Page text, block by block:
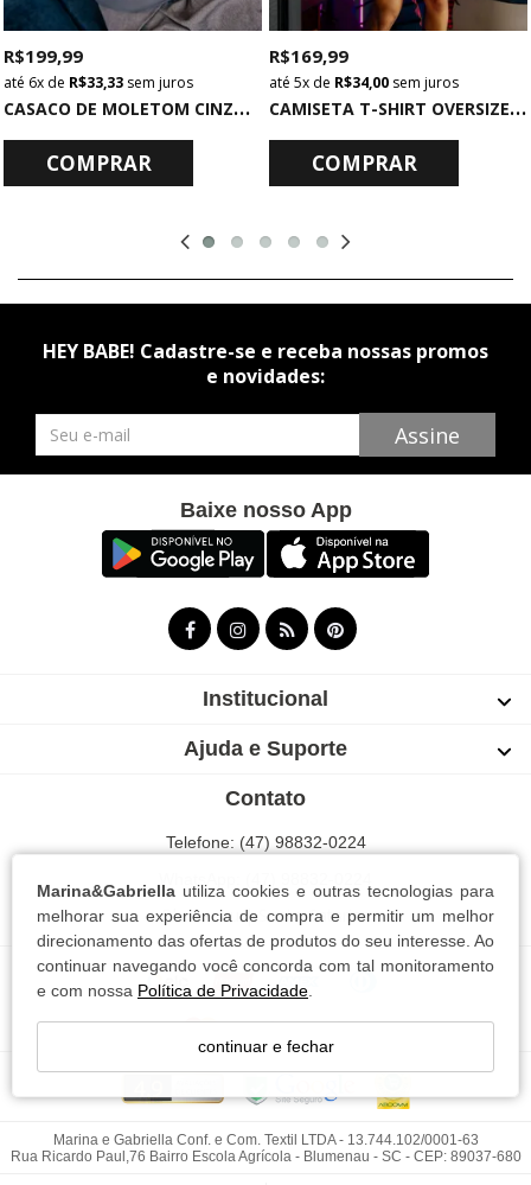
Marina&Gabriella utiliza cookies e outras tecnologias para
melhorar sua experiência de compra e permitir um melhor
direcionamento das ofertas de produtos do seu interesse. Ao
continuar navegando você concorda com tal monitoramento
e com nossa Política de Privacidade
continuar e fechar
C
ASACO DE MOLETOM CINZA K-POP LOVER
R$ 199,99
6x de R$ 33,33 sem juros
COMPRAR
C
AMISETA T-SHIRT OVERSIZED VERMELHA EUPHORIA
R$ 169,99
5x de R$ 34,00 sem juros
COMPRAR
HEY BABE! Cadastre-se e receba nossas promos
e novidades:
Newsletter Assine
Baixe nosso App
Institucional
Ajuda e Suporte
Contato
Telefone: (47) 98832-0224
Blumenau | Santa Catarina
Marina e Gabriella Conf. e Com. Textil LTDA - 13.744.102/0001-63
Rua Ricardo Paul,76 Bairro Escola Agrícola - Blumenau - SC - CEP: 89037-680